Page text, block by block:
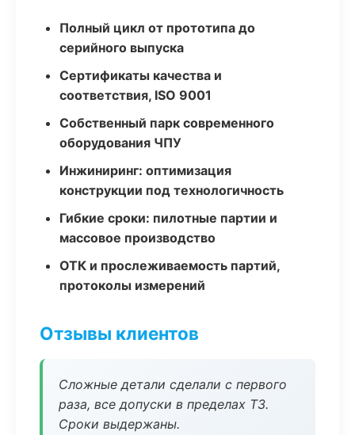
Полный цикл от прототипа до
серийного выпуска
Сертификаты качества и
соответствия, ISO 9001
Собственный парк современного
оборудования ЧПУ
Инжиниринг: оптимизация
конструкции под технологичность
Гибкие сроки: пилотные партии и
массовое производство
ОТК и прослеживаемость партий,
протоколы измерений
Отзывы клиентов
Сложные детали сделали с первого
раза, все допуски в пределах ТЗ.
Сроки выдержаны.